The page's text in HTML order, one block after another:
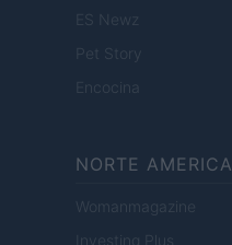
ES Newz
Pet Story
Encocina
NORTE AMERICA
Womanmagazine
Investing Plus